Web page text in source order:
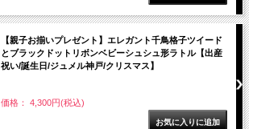
【親子お揃いプレゼント】エレガント千鳥格子ツイード
とブラックドットリボンベビーシュシュ形ラトル【出産
祝い/誕生日/ジュメル神戸/クリスマス】
価格： 4,300円(税込)